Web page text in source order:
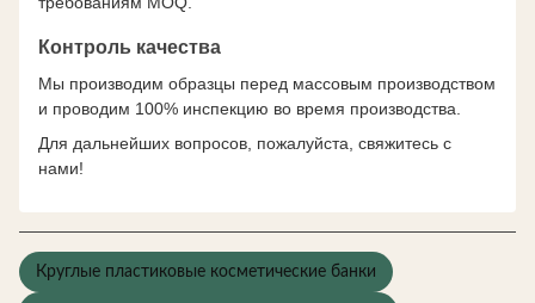
Контроль качества
Мы производим образцы перед массовым производством
и проводим 100% инспекцию во время производства.
Для дальнейших вопросов, пожалуйста, свяжитесь с
нами!
Круглые пластиковые косметические банки